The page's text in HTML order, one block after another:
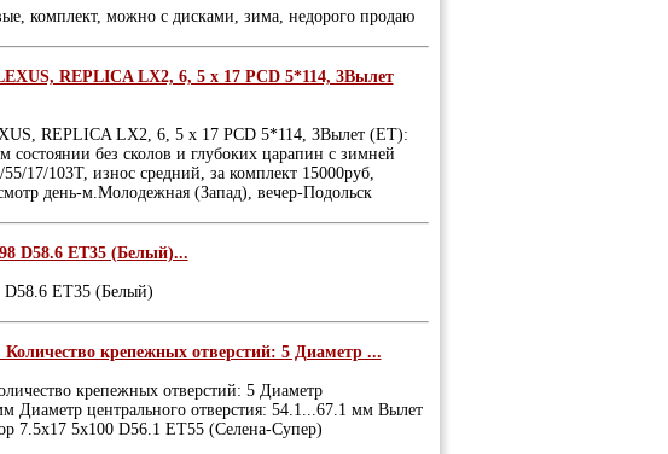
комплект, можно с дисками, зима, недорого продаю
REPLICA LX2, 6, 5 x 17 PCD 5*114, 3Вылет
REPLICA LX2, 6, 5 x 17 PCD 5*114, 3Вылет (ET):
без сколов и глубоких царапин с зимней
17/103T, износ средний, за комплект 15000руб,
день-м.Молодежная (Запад), вечер-Подольск
D58.6 ET35 (Белый)...
D58.6 ET35 (Белый)
крепежных отверстий: 5 Диаметр ...
крепежных отверстий: 5 Диаметр
Диаметр центрального отверстия: 54.1...67.1 мм Вылет
7.5x17 5x100 D56.1 ET55 (Селена-Супер)